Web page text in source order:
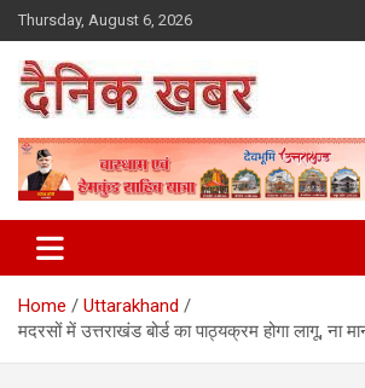
Skip
to
content
Thursday, August 6, 2026
Dainikkhabar.in –
Daily Hindi News
Home
Uttarakhand
मदरसों में उत्तराखंड बोर्ड का पाठ्यक्रम होगा लागू, ना